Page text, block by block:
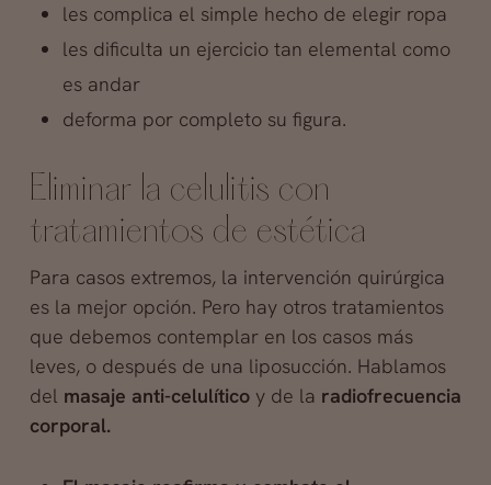
les complica el simple hecho de elegir ropa
les dificulta un ejercicio tan elemental como
es andar
deforma por completo su figura.
Eliminar la celulitis con
tratamientos de estética
Para casos extremos, la intervención quirúrgica
es la mejor opción. Pero hay otros tratamientos
que debemos contemplar en los casos más
leves, o después de una liposucción. Hablamos
del masaje anti-celulítico y de la radiofrecuencia
corporal.